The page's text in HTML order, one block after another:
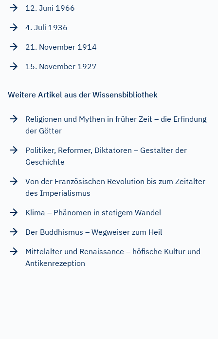
12. Juni 1966
4. Juli 1936
21. November 1914
15. November 1927
Weitere Artikel aus der Wissensbibliothek
Religionen und Mythen in früher Zeit – die Erfindung
der Götter
Politiker, Reformer, Diktatoren – Gestalter der
Geschichte
Von der Französischen Revolution bis zum Zeitalter
des Imperialismus
Klima – Phänomen in stetigem Wandel
Der Buddhismus – Wegweiser zum Heil
Mittelalter und Renaissance – höfische Kultur und
Antikenrezeption